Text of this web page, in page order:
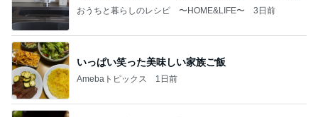
おうちと暮らしのレシピ 〜HOME&LIFE〜 3日前
いっぱい笑った美味しい家族ご飯
Amebaトピックス 1日前